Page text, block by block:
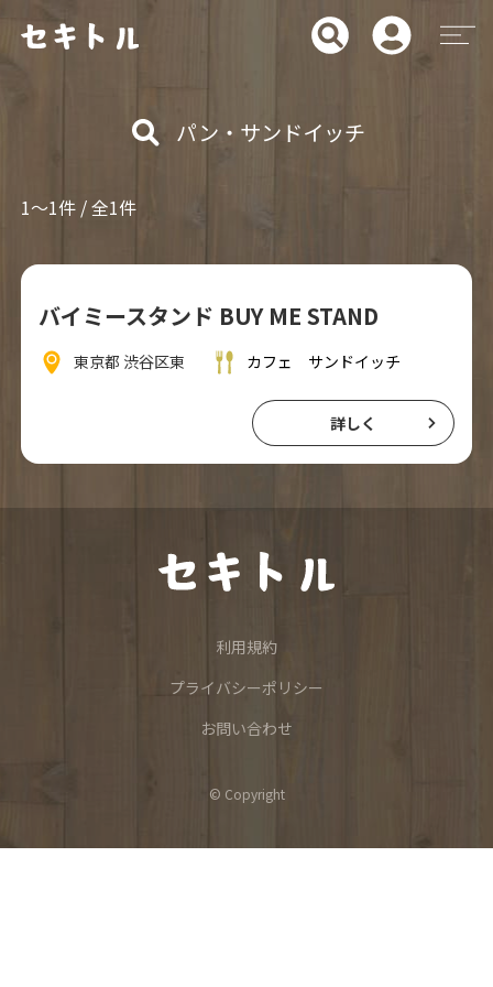
パン・サンドイッチ
1～1件 / 全1件
バイミースタンド BUY ME STAND
東京都 渋谷区東 カフェ サンドイッチ
詳しく
利用規約
プライバシーポリシー
お問い合わせ
© Copyright